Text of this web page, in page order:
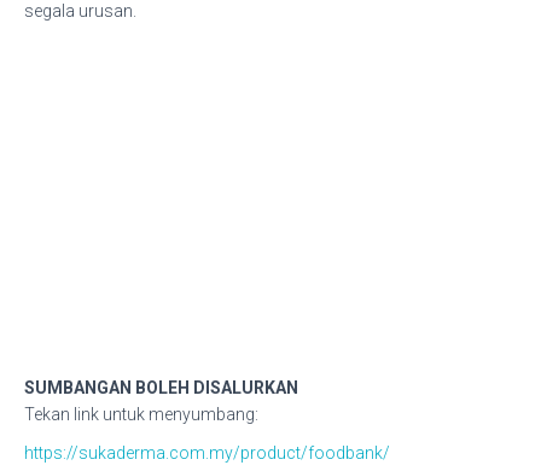
segala urusan.
SUMBANGAN BOLEH DISALURKAN
Tekan link untuk menyumbang:
https://sukaderma.com.my/product/foodbank/